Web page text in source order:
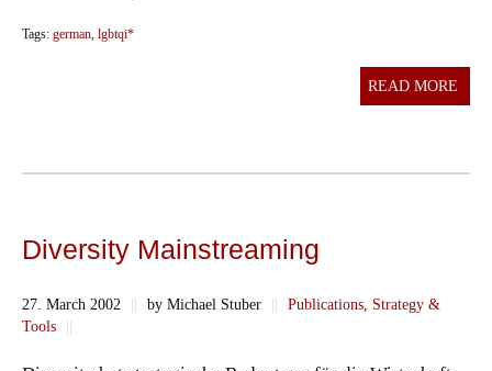
Tags: german lgbtqi*
READ MORE
Diversity Mainstreaming
27. March 2002 || by Michael Stuber || Publications, Strategy &
Tools
||